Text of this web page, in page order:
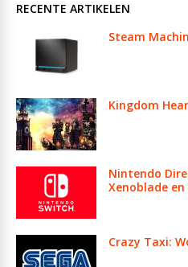
RECENTE ARTIKELEN
Steam
Kingdom
Nintendo
Xenoblade
Crazy Taxi: